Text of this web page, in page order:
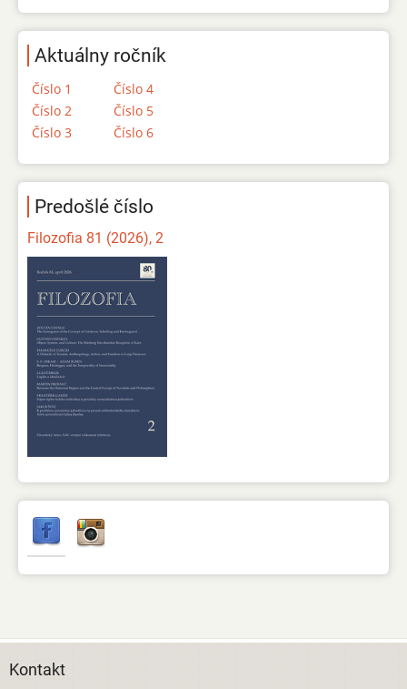
Aktuálny ročník
Číslo 1
Číslo 2
Číslo 3
Číslo 4
Číslo 5
Číslo 6
Predošlé číslo
Filozofia 81 (2026), 2
Kontakt